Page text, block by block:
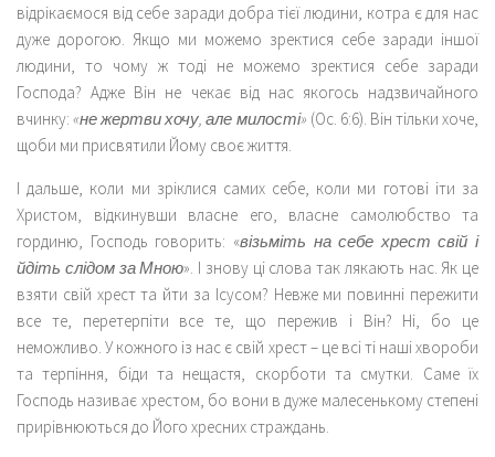
відрікаємося від себе заради добра тієї людини, котра є для нас
дуже дорогою. Якщо ми можемо зректися себе заради іншої
людини, то чому ж тоді не можемо зректися себе заради
Господа? Адже Він не чекає від нас якогось надзвичайного
вчинку:«не жертви хочу, але милості» (Ос. 6:6). Він тільки хоче,
щоби ми присвятили Йому своє життя.
І дальше, коли ми зріклися самих себе, коли ми готові іти за
Христом, відкинувши власне его, власне самолюбство та
гординю, Господь говорить: «візьміть на себе хрест свій і
йдіть слідом за Мною». І знову ці слова так лякають нас. Як це
взяти свій хрест та йти за Ісусом? Невже ми повинні пережити
все те, перетерпіти все те, що пережив і Він? Ні, бо це
неможливо. У кожного із нас є свій хрест – це всі ті наші хвороби
та терпіння, біди та нещастя, скорботи та смутки. Саме їх
Господь називає хрестом, бо вони в дуже малесенькому степені
прирівнюються до Його хресних страждань.